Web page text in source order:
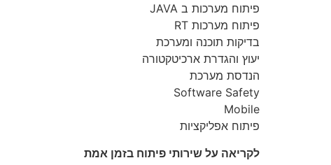
פיתוח מערכות ב JAVA
פיתוח מערכות RT
בדיקות תוכנה ומערכת
יעוץ והגדרת ארכיטקטורה
הנדסת מערכת
Software Safety
Mobile
פיתוח אפליקציות
לקריאה על שירותי פיתוח בזמן אמת